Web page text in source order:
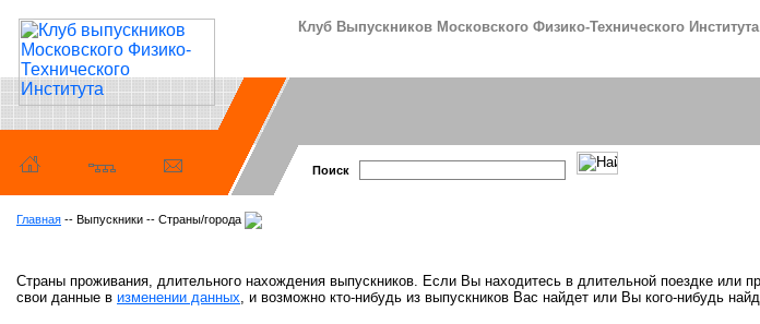
Клуб Выпускников Московского Физико-Технического Института
Поиск
Главная -- Выпускники -- Страны/города
Страны проживания, длительного нахождения выпускников. Если Вы находитесь в длительной поездке или
свои данные в изменении данных, и возможно кто-нибудь из выпускников Вас найдет или Вы кого-нибудь